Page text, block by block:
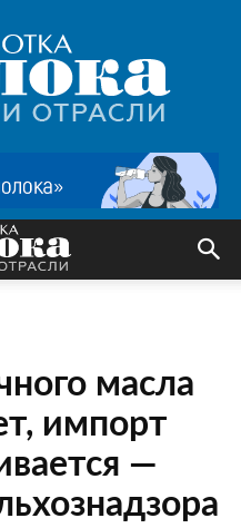
Переработка
молока
|
Новости
масла
импорт
—